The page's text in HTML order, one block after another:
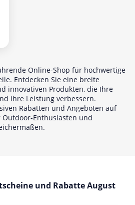
Online-Shop für hochwertige
Entdecken Sie eine breite
innovativen Produkten, die Ihre
ihre Leistung verbessern.
Rabatten und Angeboten auf
Enthusiasten und
und Rabatte August